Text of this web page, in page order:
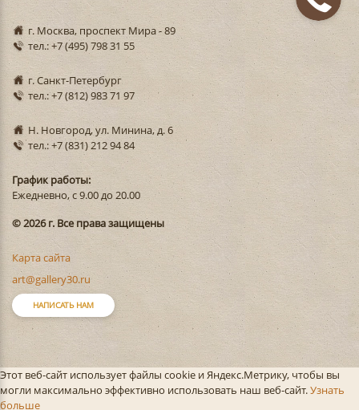
г. Москва, проспект Мира - 89
тел.: +7 (495) 798 31 55
г. Санкт-Петербург
тел.: +7 (812) 983 71 97
Н. Новгород, ул. Минина, д. 6
тел.: +7 (831) 212 94 84
График работы:
Ежедневно, с 9.00 до 20.00
© 2026 г. Все права защищены
Карта сайта
art@gallery30.ru
НАПИСАТЬ НАМ
Этот веб-сайт использует файлы cookie и Яндекс.Метрику, чтобы вы
могли максимально эффективно использовать наш веб-сайт.Узнать
больше